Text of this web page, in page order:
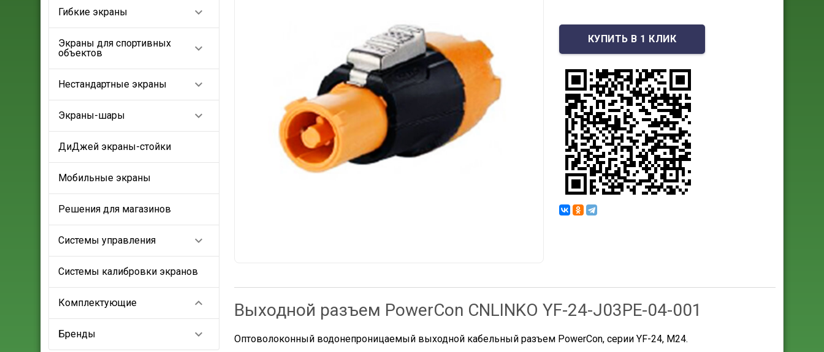
Гибкие экраны 
Экраны для спортивных
объектов

Нестандартные экраны 
Экраны-шары 
ДиДжей экраны-стойки
Мобильные экраны
Решения для магазинов
Системы управления 
Системы калибровки экранов
Комплектующие 
Бренды 
Выходной разъем PowerCon CNLINKO YF-24-J03PE-04-001
Оптоволоконный водонепроницаемый выходной кабельный разъем PowerCon, серии YF-24, М24.